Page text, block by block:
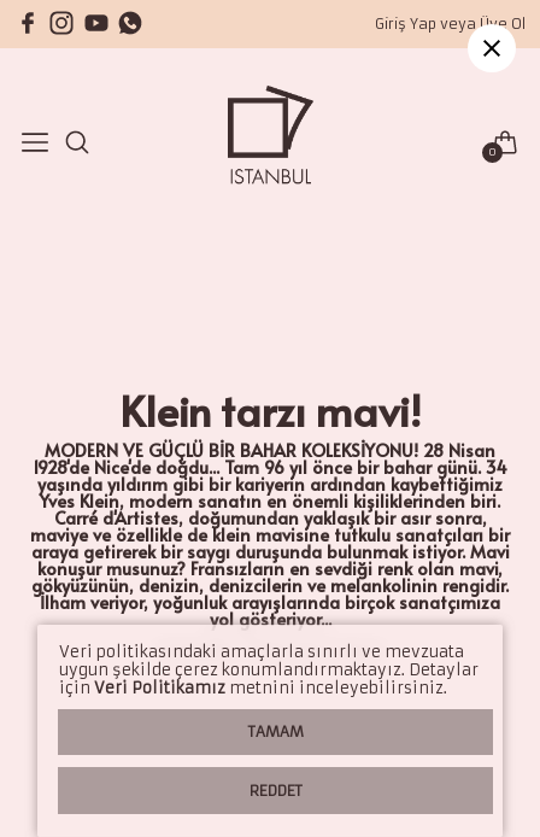
Giriş Yap veya Üye Ol
0
Eserler
Boyutlar
Koleksiyonlar
La Dolce Vita
Romance
Tüm Koleksiyonlar
Sanatçılarımız
Alfredo Lopez
Mehmet Güreli
Nicole Garilli
Nina Petrova
Pascal Lionnet
Pierre Reymond
Sergi Castignani
Yohann Gloaguen
Tüm Sanatçılarımız
Hizmetlerimiz
Çerçeve
Hakkımızda
Blog
Klein tarzı mavi!
MODERN VE GÜÇLÜ BİR BAHAR KOLEKSİYONU! 28 Nisan
1928'de Nice'de doğdu... Tam 96 yıl önce bir bahar günü. 34
yaşında yıldırım gibi bir kariyerin ardından kaybettiğimiz
Yves Klein, modern sanatın en önemli kişiliklerinden biri.
Carré d'Artistes, doğumundan yaklaşık bir asır sonra,
maviye ve özellikle de klein mavisine tutkulu sanatçıları bir
araya getirerek bir saygı duruşunda bulunmak istiyor. Mavi
konuşur musunuz? Fransızların en sevdiği renk olan mavi,
gökyüzünün, denizin, denizcilerin ve melankolinin rengidir.
İlham veriyor, yoğunluk arayışlarında birçok sanatçımıza
yol gösteriyor...
Anasayfa Klein tarzı mavi!
Veri politikasındaki amaçlarla sınırlı ve mevzuata
uygun şekilde çerez konumlandırmaktayız. Detaylar
için Veri Politikamızmetnini inceleyebilirsiniz.
TAMAM
REDDET